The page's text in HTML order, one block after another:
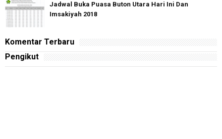
Jadwal Buka Puasa Buton Utara Hari Ini Dan
Imsakiyah 2018
Komentar Terbaru
Pengikut